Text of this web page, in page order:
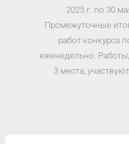
2025 г. по 30
Промежуточные
работ конкурса
еженедельно.
3 места,